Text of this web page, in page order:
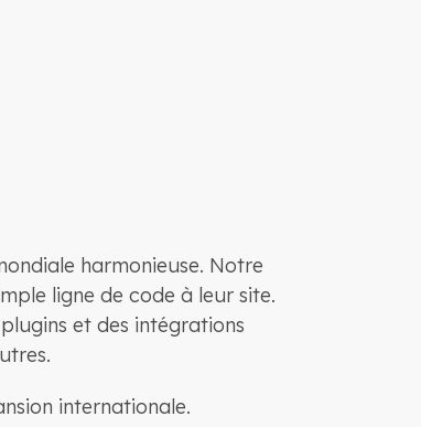
harmonieuse. Notre
ligne de code à leur site.
et des intégrations
internationale.